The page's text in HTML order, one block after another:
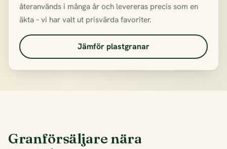
återanvänds i många år och levereras precis som en
äkta – vi har valt ut prisvärda favoriter.
Jämför plastgranar
Granförsäljare nära